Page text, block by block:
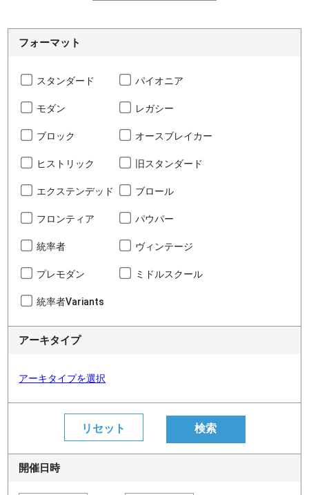
フォーマット
スタンダード パイオニア
モダン レガシー
ブロック オースブレイカー
ヒストリック 旧スタンダード
エクステンデッド ブロール
フロンティア パウパー
統率者 ヴィンテージ
プレモダン ミドルスクール
統率者Variants
アーキタイプ
アーキタイプを選択
開催日時